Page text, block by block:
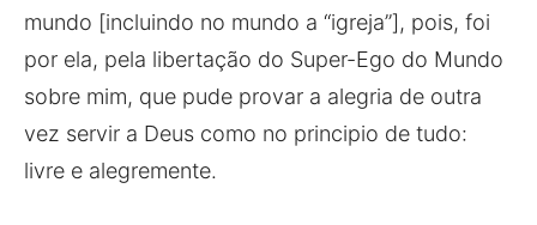
mundo [incluindo no mundo a “igreja”], pois, foi
por ela, pela libertação do Super-Ego do Mundo
sobre mim, que pude provar a alegria de outra
vez servir a Deus como no principio de tudo:
livre e alegremente.